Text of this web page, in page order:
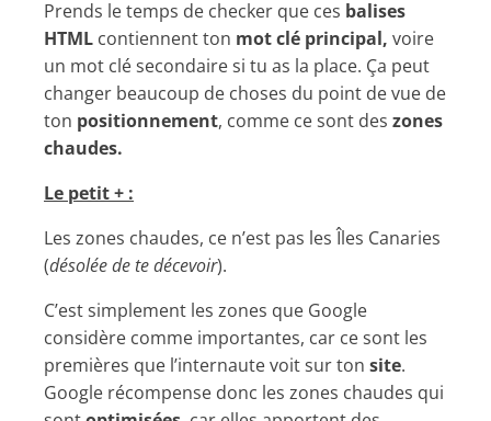
Prends le temps de checker que ces balises
HTML contiennent ton mot clé principal, voire
un mot clé secondaire si tu as la place. Ça peut
changer beaucoup de choses du point de vue de
ton positionnement, comme ce sont des zones
chaudes.
Le petit + :
Les zones chaudes, ce n’est pas les Îles Canaries
(désolée de te décevoir).
C’est simplement les zones que Google
considère comme importantes, car ce sont les
premières que l’internaute voit sur ton site.
Google récompense donc les zones chaudes qui